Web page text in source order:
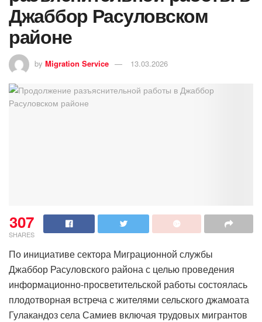
Джаббор Расуловском
районе
by Migration Service 13.03.2026
307
SHARES
По инициативе сектора Миграционной службы
Джаббор Расуловского района с целью проведения
информационно-просветительской работы состоялась
плодотворная встреча с жителями сельского джамоата
Гулакандоз села Самиев включая трудовых мигрантов